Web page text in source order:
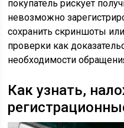
покупатель рискует
невозможно
сохранить скриншоты
проверки как
необходимости
Как узнать,